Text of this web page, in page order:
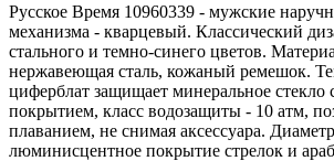
Русское Время 10960339 - мужские
механизма - кварцевый. Классический
стального и темно-синего цветов.
нержавеющая сталь, кожаный ремешок.
циферблат защищает минеральное стекло
покрытием, класс водозащиты - 10 атм,
плаванием, не снимая аксессуара.
люминисцентное покрытие стрелок и